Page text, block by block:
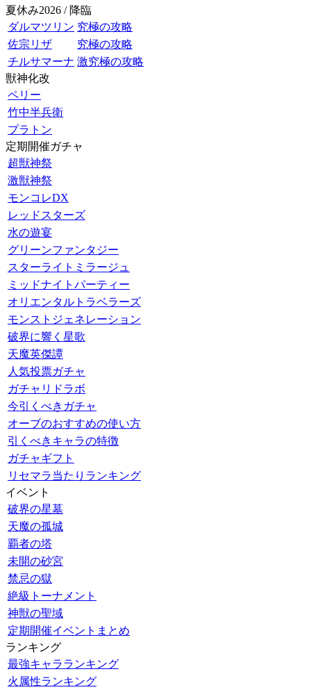
夏休み2026 / 降臨
ダルマツリン 究極の攻略
佐宗リザ
究極の攻略
チルサマーナ 激究極の攻略
獣神化改
ペリー
竹中半兵衛
プラトン
定期開催ガチャ
超獣神祭
激獣神祭
モンコレDX
レッドスターズ
水の遊宴
グリーンファンタジー
スターライトミラージュ
ミッドナイトパーティー
オリエンタルトラベラーズ
モンストジェネレーション
破界に響く星歌
天魔英傑譚
人気投票ガチャ
ガチャリドラボ
今引くべきガチャ
オーブのおすすめの使い方
引くべきキャラの特徴
ガチャギフト
リセマラ当たりランキング
イベント
破界の星墓
天魔の孤城
覇者の塔
未開の砂宮
禁忌の獄
絶級トーナメント
神獣の聖域
定期開催イベントまとめ
ランキング
最強キャラランキング
火属性ランキング